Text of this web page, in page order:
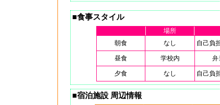
■食事スタイル
場所
朝食
なし 自己負
昼食 学校内 弁
夕食 なし 自己負
■宿泊施設 周辺情報